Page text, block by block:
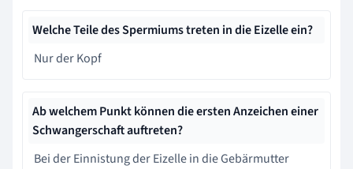
Welche Teile des Spermiums treten in die Eizelle ein?
Nur der Kopf
Ab welchem Punkt können die ersten Anzeichen einer
Schwangerschaft auftreten?
Bei der Einnistung der Eizelle in die Gebärmutter